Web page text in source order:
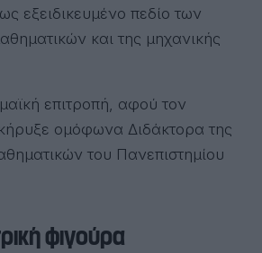
εξειδικευμένο πεδίο των
και της μηχανικής
επιτροπή, αφού τον
ομόφωνα Διδάκτορα της
του Πανεπιστημίου
φιγούρα